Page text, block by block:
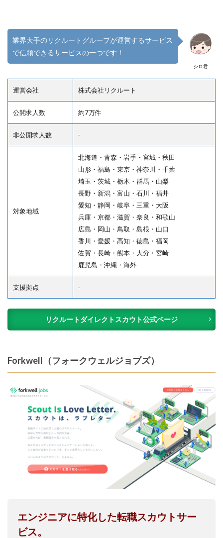
シロ君
業界大手のリクルートグループが運営するサービス
で信頼できるサービスの一つです！
運営会社 株式会社リクルート
公開求人数 約7万件
非公開求人数 ‐
対象地域
北海道・青森・岩手・宮城・秋田
山形・福島・東京・神奈川・千葉
埼玉・茨城・栃木・群馬・山梨
長野・新潟・富山・石川・福井
愛知・静岡・岐阜・三重・大阪
兵庫・京都・滋賀・奈良・和歌山
広島・岡山・鳥取・島根・山口
香川・愛媛・高知・徳島・福岡
佐賀・長崎・熊本・大分・宮崎
鹿児島・沖縄・海外
支援拠点 ‐
リクルートダイレクトスカウト公式ページ
Forkwell（フォークウェルジョブズ）
エンジニアに特化した転職スカウトサー
ビス。